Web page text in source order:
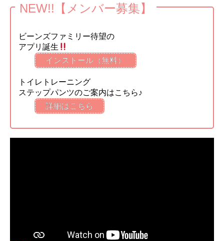
NEW!!【メンバー募集】
ビーンズファミリー待望の
アプリ誕生
インストール（無料）
トイレトレーニング
ステップパンツのご案内はこちら♪
詳細はこちら